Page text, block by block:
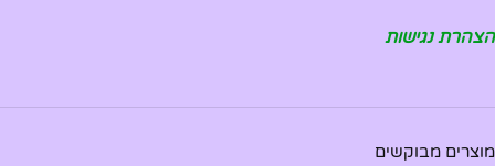
הצהרת נגישות
מוצרים מבוקשים